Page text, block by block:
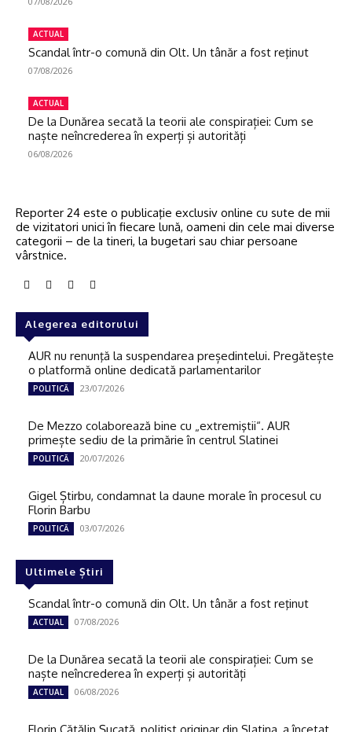
ACTUAL
Scandal într-o comună din Olt. Un tânăr a fost reţinut
07/08/2026
ACTUAL
De la Dunărea secată la teorii ale conspirației: Cum se
naște neîncrederea în experți și autorități
06/08/2026
Reporter 24 este o publicaţie exclusiv online cu sute de mii
de vizitatori unici în fiecare lună, oameni din cele mai diverse
categorii – de la tineri, la bugetari sau chiar persoane
vârstnice.
Alegerea editorului
AUR nu renunţă la suspendarea președintelui. Pregătește
o platformă online dedicată parlamentarilor
POLITICĂ 23/07/2026
De Mezzo colaborează bine cu „extremiştii“. AUR
primește sediu de la primărie în centrul Slatinei
POLITICĂ 20/07/2026
Gigel Știrbu, condamnat la daune morale în procesul cu
Florin Barbu
POLITICĂ 03/07/2026
Ultimele Știri
Scandal într-o comună din Olt. Un tânăr a fost reţinut
ACTUAL 07/08/2026
De la Dunărea secată la teorii ale conspirației: Cum se
naște neîncrederea în experți și autorități
ACTUAL 06/08/2026